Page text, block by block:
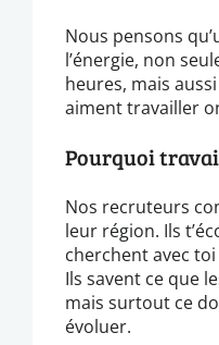
Nous pensons
l’énergie, non
heures, mais
aiment travailler
Pourquoi
Nos recruteurs
leur région. Ils
cherchent avec
Ils savent ce que
mais surtout ce
évoluer.